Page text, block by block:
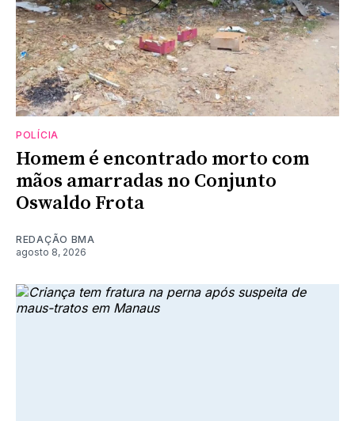
POLÍCIA
Homem é encontrado morto com
mãos amarradas no Conjunto
Oswaldo Frota
REDAÇÃO BMA
agosto 8, 2026